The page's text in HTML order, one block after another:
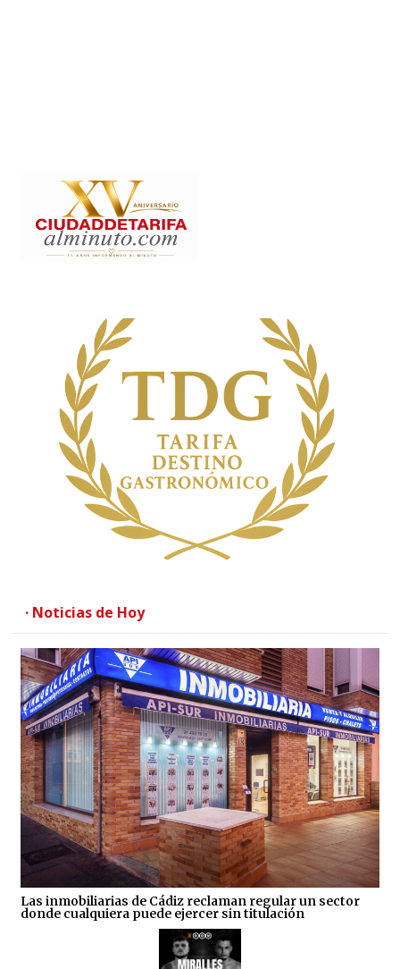
· Noticias de Hoy
Las inmobiliarias de Cádiz reclaman regular un sector
donde cualquiera puede ejercer sin titulación